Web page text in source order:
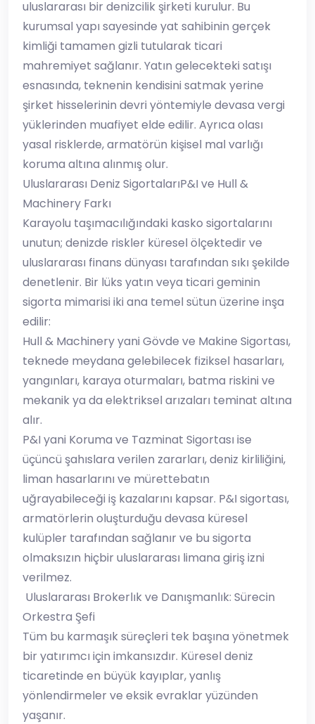
uluslararası bir denizcilik şirketi kurulur. Bu
kurumsal yapı sayesinde yat sahibinin gerçek
kimliği tamamen gizli tutularak ticari
mahremiyet sağlanır. Yatın gelecekteki satışı
esnasında, teknenin kendisini satmak yerine
şirket hisselerinin devri yöntemiyle devasa vergi
yüklerinden muafiyet elde edilir. Ayrıca olası
yasal risklerde, armatörün kişisel mal varlığı
koruma altına alınmış olur.
​Uluslararası Deniz SigortalarıP&I ve Hull &
Machinery Farkı
​Karayolu taşımacılığındaki kasko sigortalarını
unutun; denizde riskler küresel ölçektedir ve
uluslararası finans dünyası tarafından sıkı şekilde
denetlenir. Bir lüks yatın veya ticari geminin
sigorta mimarisi iki ana temel sütun üzerine inşa
edilir:
​Hull & Machinery yani Gövde ve Makine Sigortası,
teknede meydana gelebilecek fiziksel hasarları,
yangınları, karaya oturmaları, batma riskini ve
mekanik ya da elektriksel arızaları teminat altına
alır.
​P&I yani Koruma ve Tazminat Sigortası ise
üçüncü şahıslara verilen zararları, deniz kirliliğini,
liman hasarlarını ve mürettebatın
uğrayabileceği iş kazalarını kapsar. P&I sigortası,
armatörlerin oluşturduğu devasa küresel
kulüpler tarafından sağlanır ve bu sigorta
olmaksızın hiçbir uluslararası limana giriş izni
verilmez.
​ Uluslararası Brokerlık ve Danışmanlık: Sürecin
Orkestra Şefi
​Tüm bu karmaşık süreçleri tek başına yönetmek
bir yatırımcı için imkansızdır. Küresel deniz
ticaretinde en büyük kayıplar, yanlış
yönlendirmeler ve eksik evraklar yüzünden
yaşanır.